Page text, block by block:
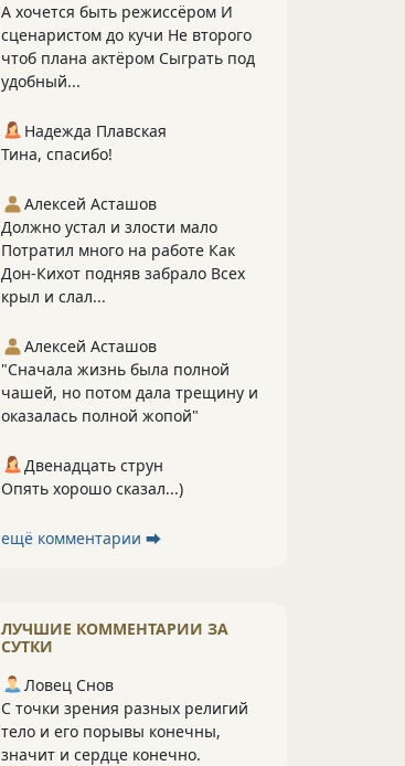
А хочется быть режиссёром И
сценаристом до кучи Не второго
чтоб плана актёром Сыграть под
удобный...
Надежда Плавская
Тина, спасибо!
Алексей Асташов
Должно устал и злости мало
Потратил много на работе Как
Дон-Кихот подняв забрало Всех
крыл и слал...
Алексей Асташов
"Сначала жизнь была полной
чашей, но потом дала трещину и
оказалась полной жопой"
Двенадцать струн
Опять хорошо сказал...)
ещё комментарии ⮕
ЛУЧШИЕ КОММЕНТАРИИ ЗА
СУТКИ
Ловец Снов
С точки зрения разных религий
тело и его порывы конечны,
значит и сердце конечно.